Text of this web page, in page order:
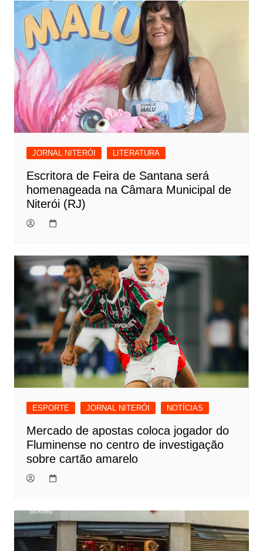
JORNAL NITERÓI LITERATURA
Escritora de Feira de Santana será
homenageada na Câmara Municipal de
Niterói (RJ)
ESPORTE JORNAL NITERÓI NOTÍCIAS
Mercado de apostas coloca jogador do
Fluminense no centro de investigação
sobre cartão amarelo